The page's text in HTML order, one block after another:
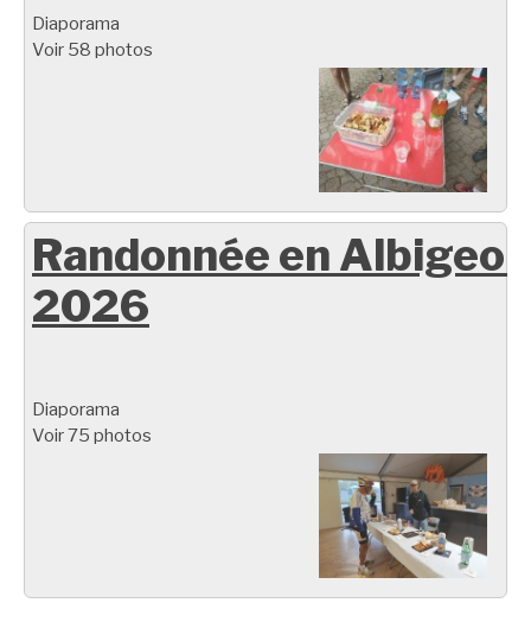
Diaporama
Voir 58 photos
Randonnée en
2026
Diaporama
Voir 75 photos